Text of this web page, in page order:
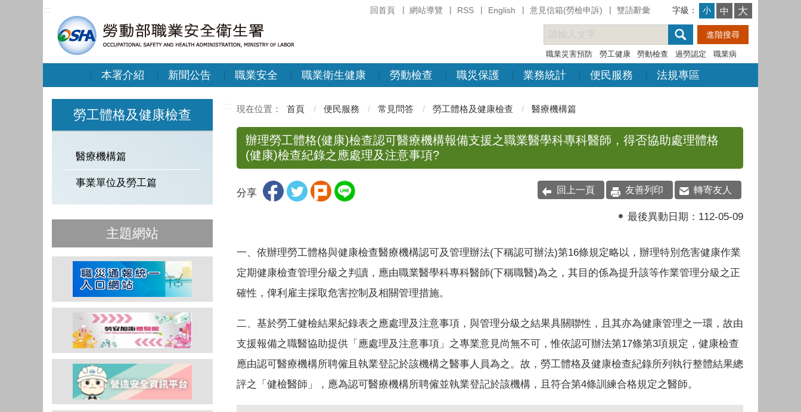
回首頁 網站導覽 RSS English 意見信箱(勞檢申訴) 雙語辭彙
::: 字級： 小 中 大
職業災害預防 勞工健康 勞動檢查 過勞認定 職業病
本署介紹 新聞公告 職業安全 職業衛生健康 勞動檢查 職災保護 業務統計 便民服務 法規專區
勞工體格及健康檢查
醫療機構篇
事業單位及勞工篇
主題網站
::: 首頁 便民服務 常見問答 勞工體格及健康檢查 醫療機構篇
辦理勞工體格(健康)檢查認可醫療機構報備支援之職業醫學科專科醫師，得否協助處理體格
(健康)檢查紀錄之應處理及注意事項?
分享 回上一頁 友善列印 轉寄友人
最後異動日期： 112-05-09
一、依辦理勞工體格與健康檢查醫療機構認可及管理辦法(下稱認可辦法)第16條規定略以，辦理特別危害健康作業
定期健康檢查管理分級之判讀，應由職業醫學科專科醫師(下稱職醫)為之，其目的係為提升該等作業管理分級之正
確性，俾利雇主採取危害控制及相關管理措施。
二、基於勞工健檢結果紀錄表之應處理及注意事項，與管理分級之結果具關聯性，且其亦為健康管理之一環，故由
支援報備之職醫協助提供「應處理及注意事項」之專業意見尚無不可，惟依認可辦法第17條第3項規定，健康檢查
應由認可醫療機構所聘僱且執業登記於該機構之醫事人員為之。故，勞工體格及健康檢查紀錄所列執行整體結果總
評之「健檢醫師」，應為認可醫療機構所聘僱並執業登記於該機構，且符合第4條訓練合格規定之醫師。